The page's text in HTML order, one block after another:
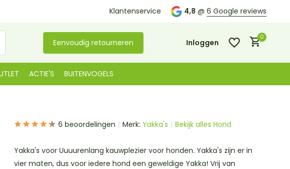
Kom langs in onzewinkel in De Lier
Klantenservice 4,8 @ 6 Google reviews
Eenvoudig retourneren Inloggen
Account aanmaken
0
ACTIE'S BUITENVOGELS
6 beoordelingen Merk: Yakka's Bekijk alles Hond
Yakka's voor Uuuurenlang kauwplezier voor honden. Yakka's zijn er in
vier maten, dus voor iedere hond een geweldige Yakka! Vrij van